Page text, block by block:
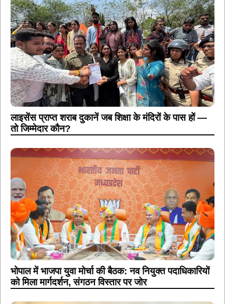
लाइसेंस प्राप्त शराब दुकानें जब शिक्षा के मंदिरों के पास हों —
तो जिम्मेदार कौन?
भोपाल में भाजपा युवा मोर्चा की बैठक: नव नियुक्त पदाधिकारियों
को मिला मार्गदर्शन, संगठन विस्तार पर जोर